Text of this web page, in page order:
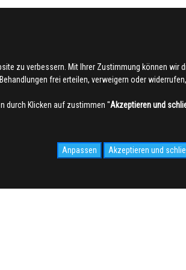
zu verbessern. Mit Ihrer Zustimmung können
frei erteilen, verweigern oder
durch Klicken auf zustimmen ''Akzeptieren und
Anpassen Akzeptieren und